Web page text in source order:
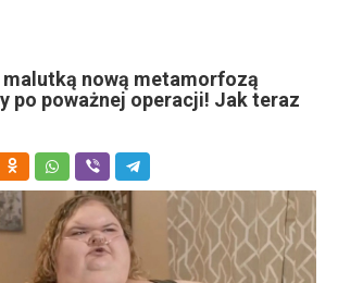
nową metamorfozą
po poważnej operacji! Jak teraz